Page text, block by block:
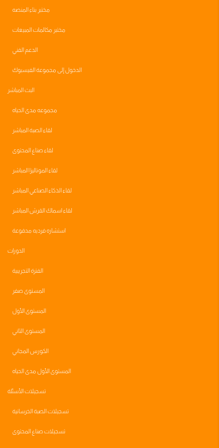
مختبر بناء المنصه
مختبر مكالمات المبيعات
الدعم الفني
الدخول إلى مجموعة الفيسبوك
البث المباشر
مجموعه مدى الحياه
لقاء الصبة المباشر
لقاء صناع المحتوى
لقاء الموناليزا المباشر
لقاء الذكاء الصناعي المباشر
لقاء اسماك القرش المباشر
استشاره فرديه مدفوعة
الدورات
الفترة التجريبية
المستوى صفر
المستوى الأول
المستوى الثاني
الكورس المجاني
المستوى الأول مدى الحياه
تسجيلات الأسئلة
تسجيلات الصبة الخرسانية
تسجيلات صناع المحتوى